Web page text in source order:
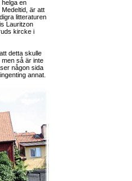
en
är att
litteraturen
Lauritzon
kircke i
detta skulle
men så är inte
någon sida
, ingenting annat.